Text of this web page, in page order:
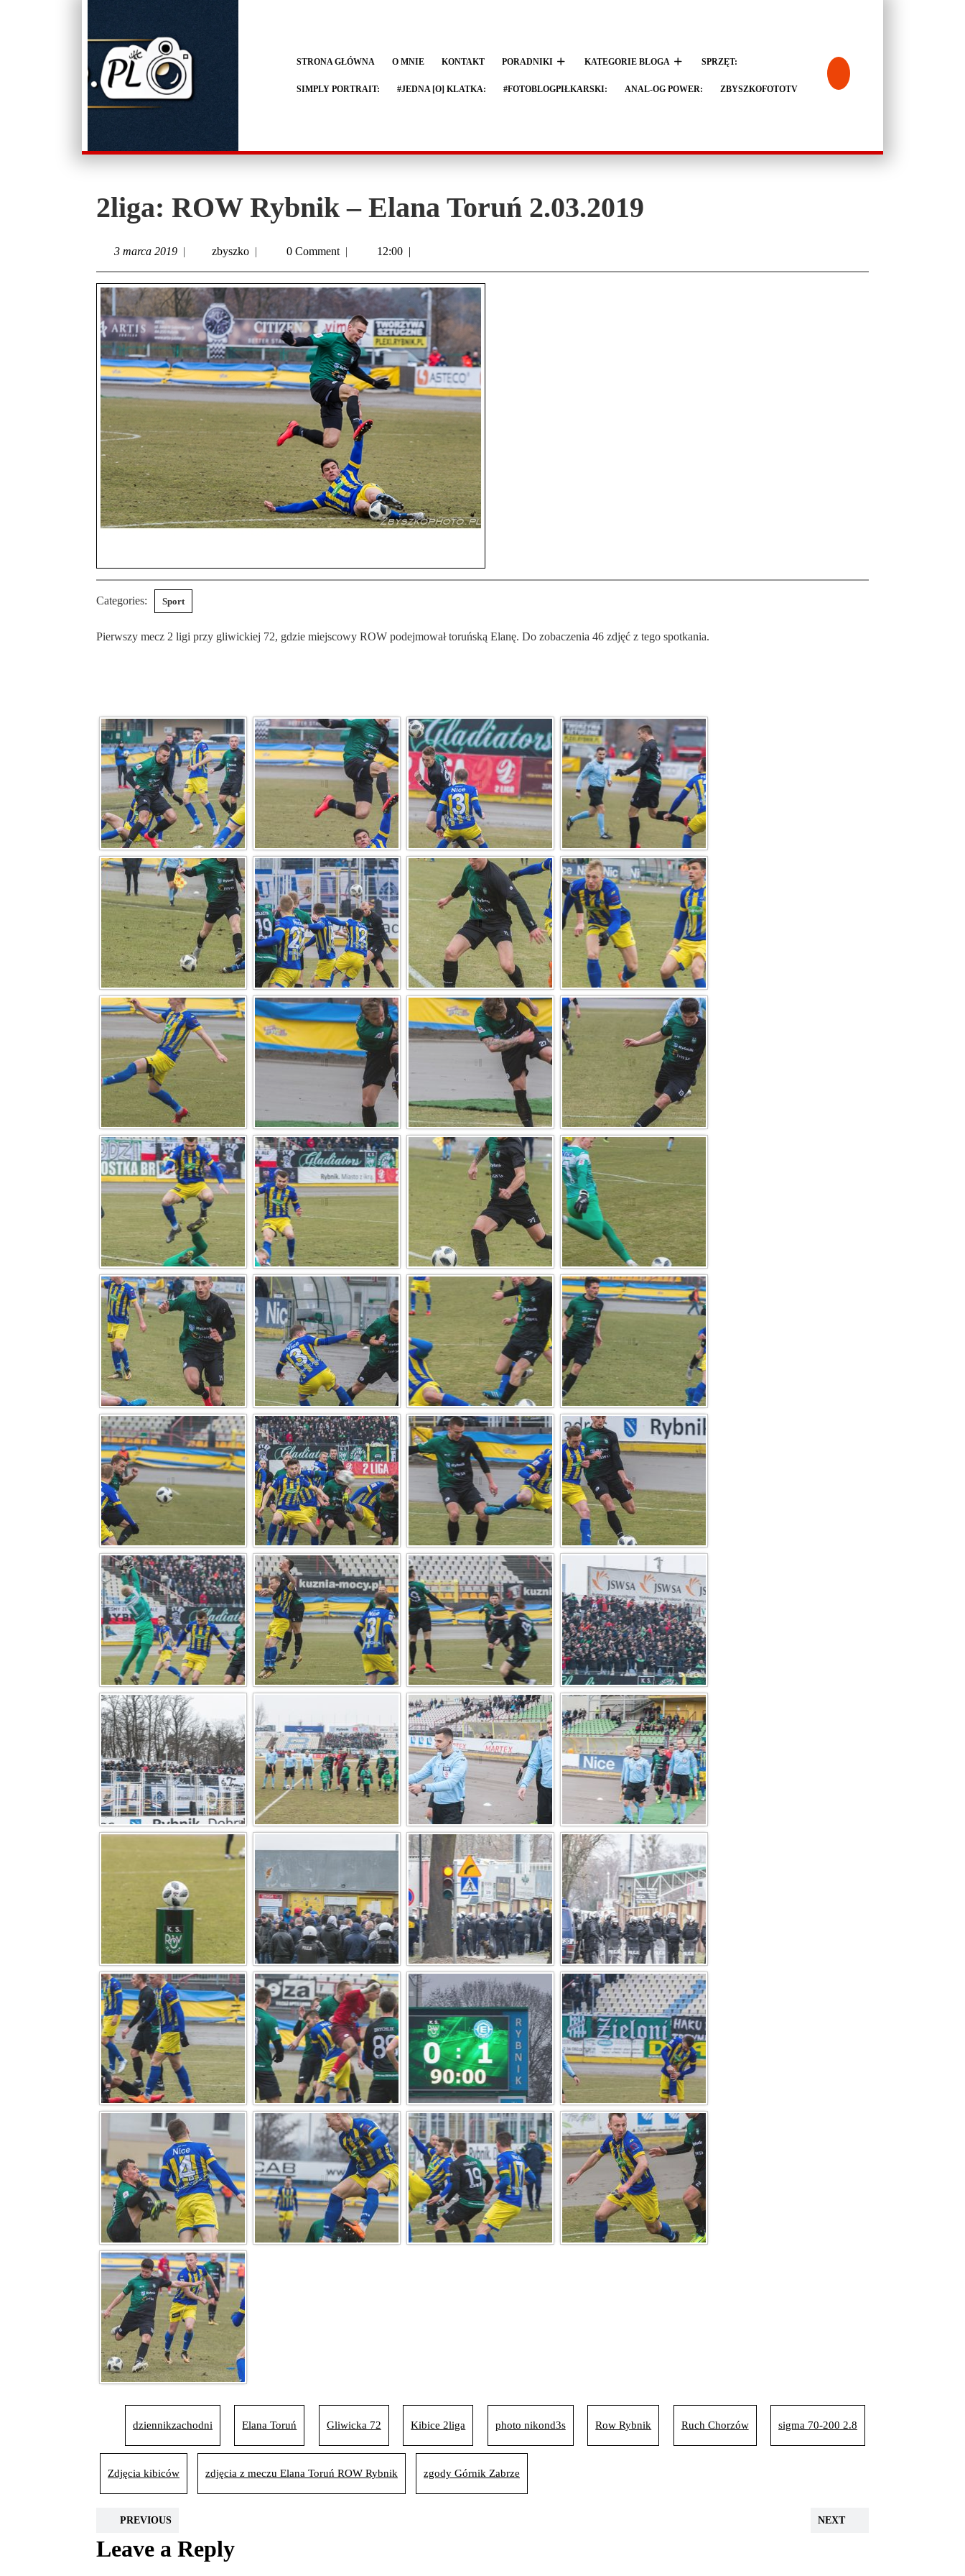
STRONA GŁÓWNA O MNIE KONTAKT PORADNIKI KATEGORIE BLOGA SPRZĘT:
SIMPLY PORTRAIT: #JEDNA [O] KLATKA: #FOTOBLOGPIŁKARSKI: ANAL-OG POWER: ZBYSZKOFOTOTV
2liga: ROW Rybnik – Elana Toruń 2.03.2019
3 marca 2019 | zbyszko | 0 Comment | 12:00 |
Categories: Sport
Pierwszy mecz 2 ligi przy gliwickiej 72, gdzie miejscowy ROW podejmował toruńską Elanę. Do zobaczenia 46 zdjęć z tego spotkania.
dziennikzachodni Elana Toruń Gliwicka 72 Kibice 2liga photo nikond3s Row Rybnik Ruch Chorzów sigma 70-200 2.8
Zdjęcia kibiców zdjęcia z meczu Elana Toruń ROW Rybnik zgody Górnik Zabrze
PREVIOUS NEXT
Leave a Reply